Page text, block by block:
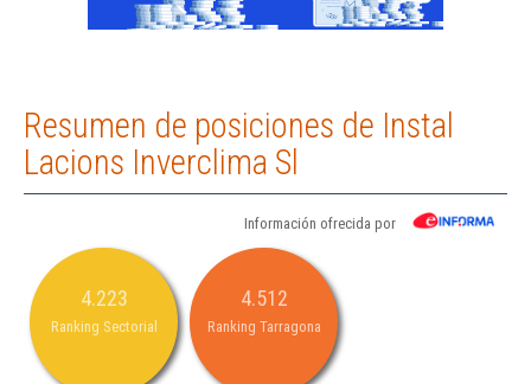
Resumen de posiciones de Instal
Lacions Inverclima Sl
Información ofrecida por
4.223
Ranking Sectorial
4.512
Ranking Tarragona